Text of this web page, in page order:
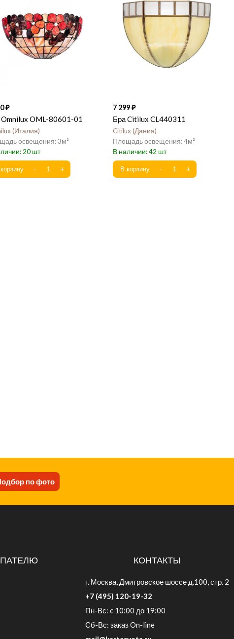
Omnilux OML-80601-01
Италия
3
20
7 299
Бра Citilux CL440311
Citilux Дания
4
42
по фото
КОНТАКТЫ
г. Москва, Дмитровское шоссе д.100, стр. 2
+7 (495) 120-19-32
Пн-Вс: c 10:00 до 19:00
Сб-Вс: заказ On-line